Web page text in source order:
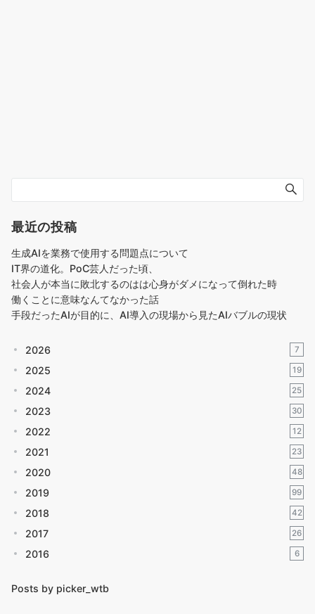
最近の投稿
生成AIを業務で使用する問題点について
IT界の道化。PoC芸人だった頃、
社会人が本当に敗北するのはは心身がダメになって倒れた時
働くことに意味なんてなかった話
手段だったAIが目的に、AI導入の現場から見たAIバブルの現状
2026 7
2025 19
2024 25
2023 30
2022 12
2021 23
2020 48
2019 99
2018 42
2017 26
2016 6
Posts by picker_wtb